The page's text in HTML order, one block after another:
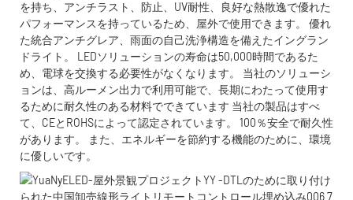
を持ち、アンチラスト、防止、UV耐性、良好な熱散逸で優れた
パフォーマンスを持っているため、屋外で使用できます。 優れ
た統合アンチグレア、雨面の自己洗浄構造を備えたイングラン
ドライト。 LEDソリューションの寿命は50,000時間であるた
め、電球を交換する必要性がなくなります。 当社のソリューシ
ョンは、高ルーメン出力で利用可能で、長期にわたって使用す
るために耐久性のある材料でできています 当社の製品はすべ
て、CEとROHSによって認定されています。 100％安全で耐久性
があります。 また、エネルギーを節約する機能のために、環境
に優しいです。